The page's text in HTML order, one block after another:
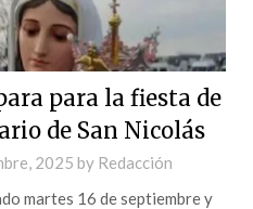
para la fiesta de
de San Nicolás
2025 by Redacción
martes 16 de septiembre y